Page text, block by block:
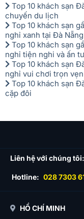
Top 10 khách sạn
chuyến du lịch
Top 10 khách sạn
nghỉ xanh tại Đà Nẵng
Top 10 khách sạn
nghỉ tiện nghi và ấn
Top 10 khách sạn
nghỉ vui chơi trọn vẹn
Top 10 khách sạn
cặp đôi
Liên hệ với chúng tôi:
Hotline: 028 7303
HỒ CHÍ MINH